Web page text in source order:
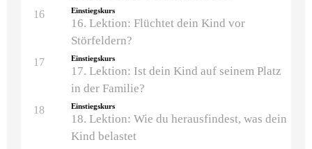
16 Einstiegskurs
16. Lektion: Flüchtet dein Kind vor
Störfeldern?
17 Einstiegskurs
17. Lektion: Ist dein Kind auf seinem Platz
in der Familie?
18 Einstiegskurs
18. Lektion: Wie du herausfindest, was dein
Kind belastet